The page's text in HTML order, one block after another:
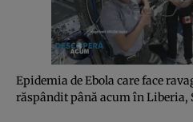
Epidemia de Ebola care face
răspândit până acum în Liberia,